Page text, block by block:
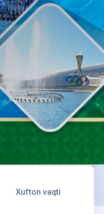
Xufton vaqti